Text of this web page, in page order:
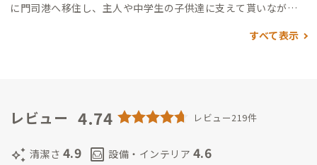
に門司港へ移住し、主人や中学生の子供達に支えて貰いなが
歴史講座や観光ガイドなど、地域のまちづくりに励んでいます。
た門司港。路地裏の隠れ家で、お待ちしております🎵◼️サブ家守
家守 ｜株式会社DECORATE COMPANY 岩本成矢
すべて表示
レビュー 4.74 レビュー219件
auto_awesome 清潔さ 4.9 living 設備・インテリア 4.6